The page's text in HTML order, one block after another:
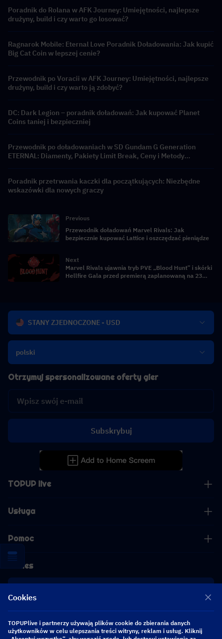
Poradnik do Rolana w AFK Journey: Umiejętności, najlepsze
drużyny, build i czy warto go losować?
Ragnarok Mobile: Eternal Love Poradnik Doładowania: Jak kupić
Big Cat Coin w lepszej cenie?
Przewodnik po Voracii w AFK Journey: Umiejętności, najlepsze
drużyny, build i czy warto ją zdobyć?
DC: Dark Legion – poradnik doładowań: Jak kupować Planet
Coins taniej i bezpieczniej
Przewodnik po doładowaniach w SD Gundam G Generation
ETERNAL: Diamenty, Pakiety Limit Break, Ceny i Metody
Poradnik przetrwania kaczki dla początkujących: Niezbędne
wskazówki dla nowych graczy
Previous
Przewodnik doładowań Marvel Rivals: Jak
bezpiecznie kupować Lattice i oszczędzać pieniądze
Next
Marvel Rivals ujawnia tryb PVE „Blood Hunt” i skórki
Hellfire Gala przed premierą zaplanowaną na 23
STANY ZJEDNOCZONE - USD
polski
TOPUP live
Usługa
Pomoc
Biznes
[email protected]
[email protected]
Otrzymuj spersonalizowane oferty gier
Subskrybuj
Cookies
TOPUPlive i partnerzy używają plików cookie do zbierania danych
użytkowników w celu ulepszania treści witryny, reklam i usług. Kliknij